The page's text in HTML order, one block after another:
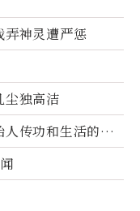
弄神灵遭严惩
尘独高洁
人传功和生活的故